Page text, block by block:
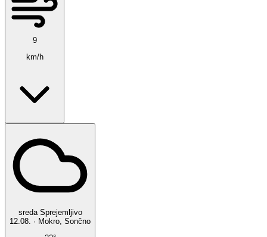
9
km/h
sreda Sprejemljivo
12.08. ·
Mokro, Sončno